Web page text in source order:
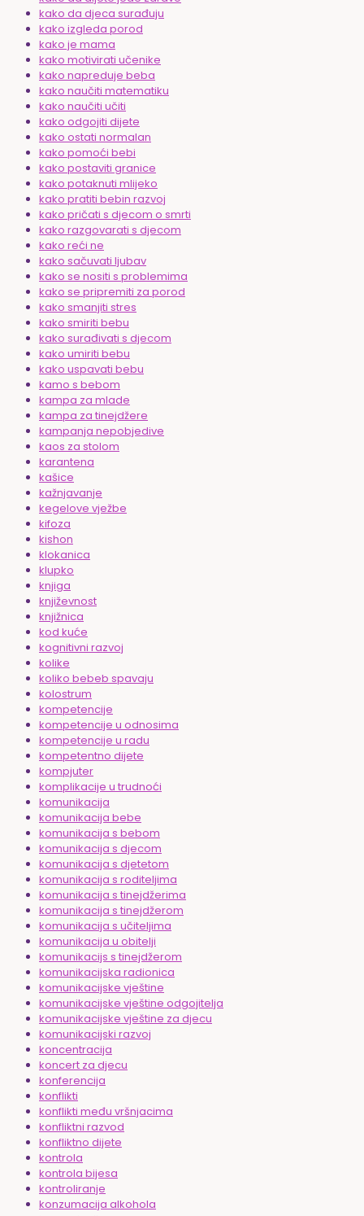
kako da djeca surađuju
kako izgleda porod
kako je mama
kako motivirati učenike
kako napreduje beba
kako naučiti matematiku
kako naučiti učiti
kako odgojiti dijete
kako ostati normalan
kako pomoći bebi
kako postaviti granice
kako potaknuti mlijeko
kako pratiti bebin razvoj
kako pričati s djecom o smrti
kako razgovarati s djecom
kako reći ne
kako sačuvati ljubav
kako se nositi s problemima
kako se pripremiti za porod
kako smanjiti stres
kako smiriti bebu
kako surađivati s djecom
kako umiriti bebu
kako uspavati bebu
kamo s bebom
kampa za mlade
kampa za tinejdžere
kampanja nepobjedive
kaos za stolom
karantena
kašice
kažnjavanje
kegelove vježbe
kifoza
kishon
klokanica
klupko
knjiga
književnost
knjižnica
kod kuće
kognitivni razvoj
kolike
koliko bebeb spavaju
kolostrum
kompetencije
kompetencije u odnosima
kompetencije u radu
kompetentno dijete
kompjuter
komplikacije u trudnoći
komunikacija
komunikacija bebe
komunikacija s bebom
komunikacija s djecom
komunikacija s djetetom
komunikacija s roditeljima
komunikacija s tinejdžerima
komunikacija s tinejdžerom
komunikacija s učiteljima
komunikacija u obitelji
komunikacijs s tinejdžerom
komunikacijska radionica
komunikacijske vještine
komunikacijske vještine odgojitelja
komunikacijske vještine za djecu
komunikacijski razvoj
koncentracija
koncert za djecu
konferencija
konflikti
konflikti među vršnjacima
konfliktni razvod
konfliktno dijete
kontrola
kontrola bijesa
kontroliranje
konzumacija alkohola